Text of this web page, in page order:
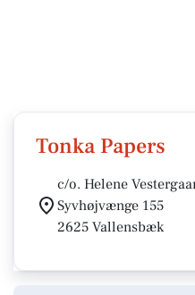
Tonka Papers
c/o. Helene
Syvhøjvænge 155
2625 Vallensbæk